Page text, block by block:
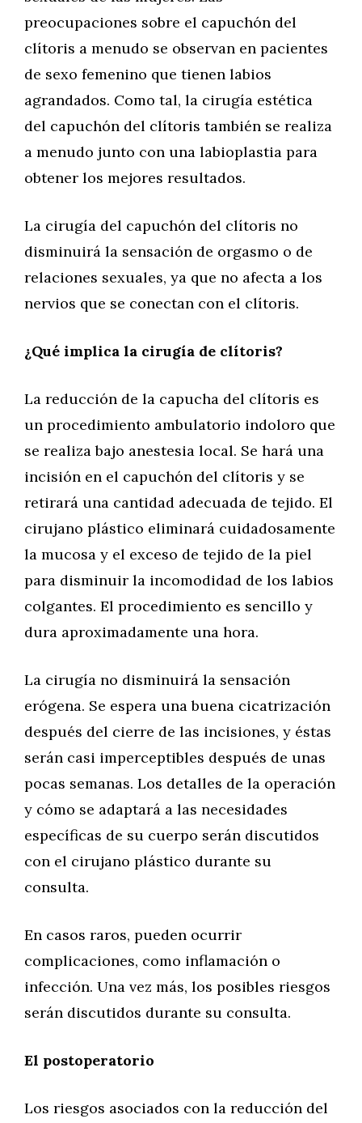
preocupaciones sobre el capuchón del
clítoris a menudo se observan en pacientes
de sexo femenino que tienen labios
agrandados. Como tal, la cirugía estética
del capuchón del clítoris también se realiza
a menudo junto con una labioplastia para
obtener los mejores resultados.
La cirugía del capuchón del clítoris no
disminuirá la sensación de orgasmo o de
relaciones sexuales, ya que no afecta a los
nervios que se conectan con el clítoris.
¿Qué implica la cirugía de clítoris?
La reducción de la capucha del clítoris es
un procedimiento ambulatorio indoloro que
se realiza bajo anestesia local. Se hará una
incisión en el capuchón del clítoris y se
retirará una cantidad adecuada de tejido. El
cirujano plástico eliminará cuidadosamente
la mucosa y el exceso de tejido de la piel
para disminuir la incomodidad de los labios
colgantes. El procedimiento es sencillo y
dura aproximadamente una hora.
La cirugía no disminuirá la sensación
erógena. Se espera una buena cicatrización
después del cierre de las incisiones, y éstas
serán casi imperceptibles después de unas
pocas semanas. Los detalles de la operación
y cómo se adaptará a las necesidades
específicas de su cuerpo serán discutidos
con el cirujano plástico durante su
consulta.
En casos raros, pueden ocurrir
complicaciones, como inflamación o
infección. Una vez más, los posibles riesgos
serán discutidos durante su consulta.
El postoperatorio
Los riesgos asociados con la reducción del